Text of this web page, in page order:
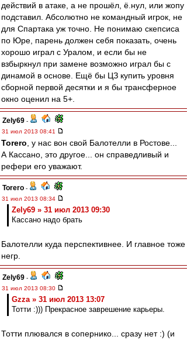
действий в атаке, а не прошёл, ё.нул, или жопу
подставил. Абсолютно не командный игрок, не
для Спартака уж точно. Не понимаю скепсиса
по Юре, парень должен себя показать, очень
хорошо играл с Уралом, и если бы не
взбыркнул при замене возможно играл бы с
динамой в основе. Ещё бы ЦЗ купить уровня
сборной первой десятки и я бы трансферное
окно оценил на 5+.
Zely69 -
31 июл 2013 08:41
Torero , у нас вон свой Балотелли в Ростове...
А Кассано, это другое... он справедливый и
рефери его уважают.
Torero -
31 июл 2013 08:34
Zely69 » 31 июл 2013 09:30
Кассано надо брать
Балотелли куда перспективнее. И главное тоже
негр.
Zely69 -
31 июл 2013 08:30
Gzza » 31 июл 2013 13:07
Тотти :))) Прекрасное заврешение карьеры.
Тотти плювался в сопернико... сразу нет :) (и